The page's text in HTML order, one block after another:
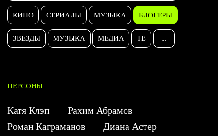
КИНО СЕРИАЛЫ МУЗЫКА БЛОГЕРЫ
ЗВЕЗДЫ МУЗЫКА МЕДИА ТВ ...
ПЕРСОНЫ
Катя Клэп
Рахим Абрамов
Роман Каграманов
Диана Астер